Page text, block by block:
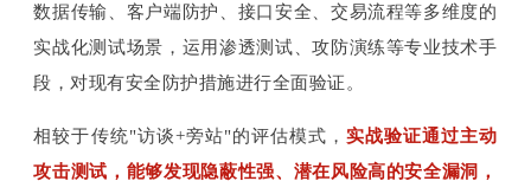
数据传输、客户端防护、接口安全、交易流程等多维度的
实战化测试场景，运用渗透测试、攻防演练等专业技术手
段，对现有安全防护措施进行全面验证。
相较于传统"访谈+旁站"的评估模式， 实战验证通过主动
攻击测试，能够发现隐蔽性强、潜在风险高的安全漏洞，